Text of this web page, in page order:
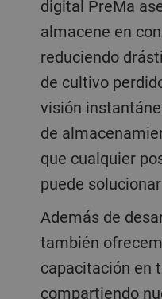
digital PreMa
almacene en
reduciendo
de cultivo
visión
de
que cualquier
puede
Además de desarrollar soluciones,
también
capacitación en
compartiendo